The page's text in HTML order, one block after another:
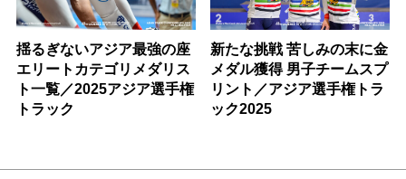
揺るぎないアジア最強の座
エリートカテゴリメダリス
ト一覧／2025アジア選手権
トラック
新たな挑戦 苦しみの末に金
メダル獲得 男子チームスプ
リント／アジア選手権トラ
ック2025